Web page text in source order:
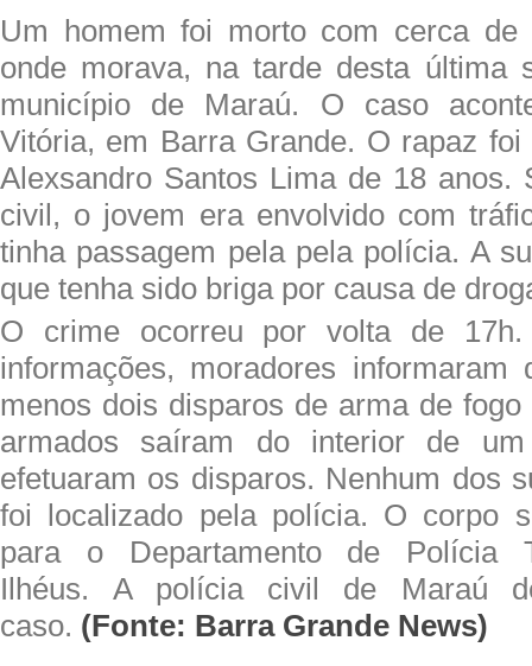
Um homem foi morto com cerca
onde morava, na tarde desta última
município de Maraú. O caso
Vitória, em Barra Grande. O rapaz foi
Alexsandro Santos Lima de 18 anos.
civil, o jovem era envolvido com
tinha passagem pela pela polícia. A
que tenha sido briga por causa de
O crime ocorreu por volta de
informações, moradores informaram
menos dois disparos de arma de
armados saíram do interior de
efetuaram os disparos. Nenhum dos
foi localizado pela polícia. O corpo
para o Departamento de Polícia
Ilhéus. A polícia civil de Maraú
caso. (Fonte: Barra Grande News)